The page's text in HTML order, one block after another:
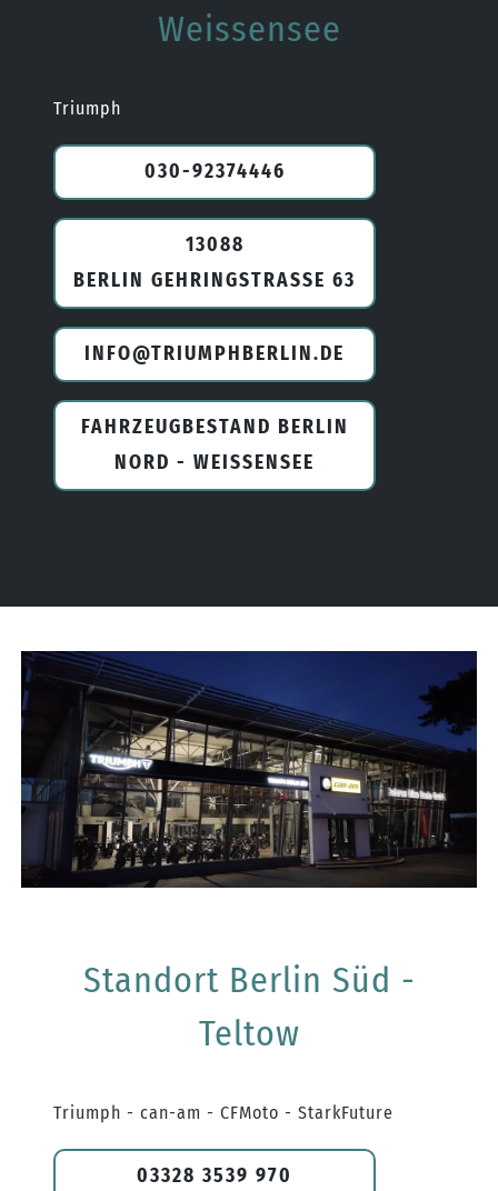
Weissensee
Triumph
030-92374446
13088
BERLIN GEHRINGSTRASSE 63
INFO@TRIUMPHBERLIN.DE
FAHRZEUGBESTAND BERLIN
NORD - WEISSENSEE
Standort Berlin Süd -
Teltow
Triumph - can-am - CFMoto - StarkFuture
03328 3539 970